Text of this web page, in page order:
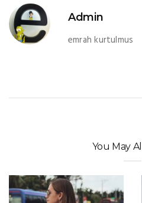
Admin
emrah kurtulmus
You May